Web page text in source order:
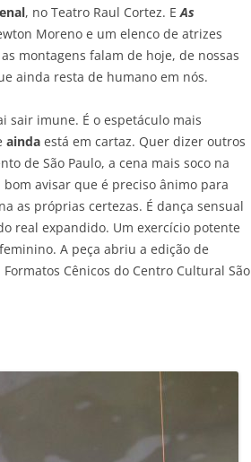
, no Teatro Raul Cortez. EAs
Moreno e um elenco de atrizes
montagens falam de hoje, de nossas
ainda resta de humano em nós.
sair imune. É o espetáculo mais
ainda está em cartaz. Quer dizer outros
de São Paulo, a cena mais soco na
avisar que é preciso ânimo para
as próprias certezas. É dança sensual
real expandido. Um exercício potente
A peça abriu a edição de
Cênicos do Centro Cultural São